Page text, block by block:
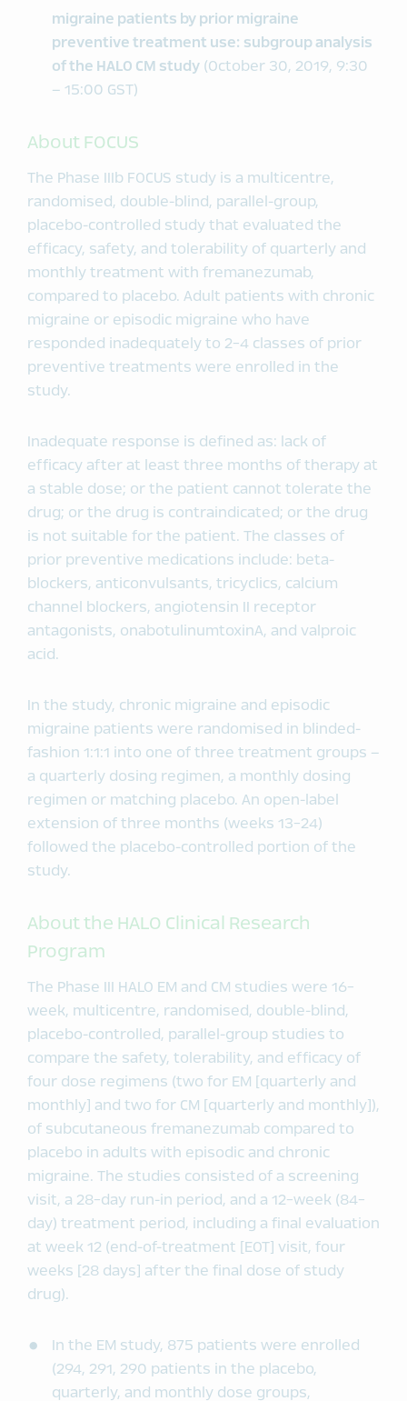
migraine patients by prior migraine
preventive treatment use: subgroup analysis
of the HALO CM study (October 30, 2019, 9:30
– 15:00 GST)
About FOCUS
The Phase IIIb FOCUS study is a multicentre,
randomised, double-blind, parallel-group,
placebo-controlled study that evaluated the
efficacy, safety, and tolerability of quarterly and
monthly treatment with fremanezumab,
compared to placebo. Adult patients with chronic
migraine or episodic migraine who have
responded inadequately to 2-4 classes of prior
preventive treatments were enrolled in the
study.
Inadequate response is defined as: lack of
efficacy after at least three months of therapy at
a stable dose; or the patient cannot tolerate the
drug; or the drug is contraindicated; or the drug
is not suitable for the patient. The classes of
prior preventive medications include: beta-
blockers, anticonvulsants, tricyclics, calcium
channel blockers, angiotensin II receptor
antagonists, onabotulinumtoxinA, and valproic
acid.
In the study, chronic migraine and episodic
migraine patients were randomised in blinded-
fashion 1:1:1 into one of three treatment groups –
a quarterly dosing regimen, a monthly dosing
regimen or matching placebo. An open-label
extension of three months (weeks 13-24)
followed the placebo-controlled portion of the
study.
About the HALO Clinical Research
Program
The Phase III HALO EM and CM studies were 16-
week, multicentre, randomised, double-blind,
placebo-controlled, parallel-group studies to
compare the safety, tolerability, and efficacy of
four dose regimens (two for EM [quarterly and
monthly] and two for CM [quarterly and monthly]),
of subcutaneous fremanezumab compared to
placebo in adults with episodic and chronic
migraine. The studies consisted of a screening
visit, a 28-day run-in period, and a 12-week (84-
day) treatment period, including a final evaluation
at week 12 (end-of-treatment [EOT] visit, four
weeks [28 days] after the final dose of study
drug).
In the EM study, 875 patients were enrolled
(294, 291, 290 patients in the placebo,
quarterly, and monthly dose groups,